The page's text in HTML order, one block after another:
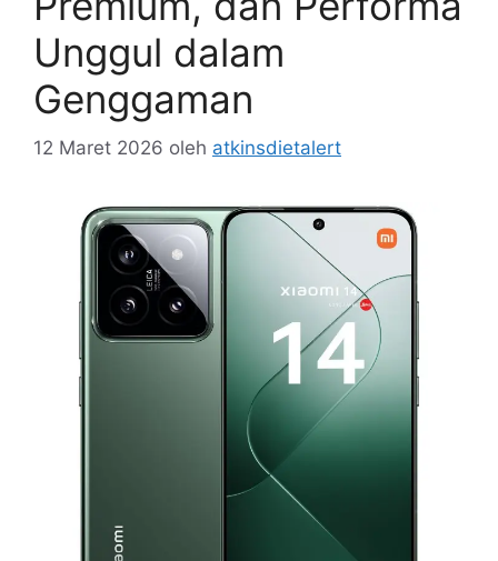
Unggul dalam
Genggaman
12 Maret 2026 oleh atkinsdietalert